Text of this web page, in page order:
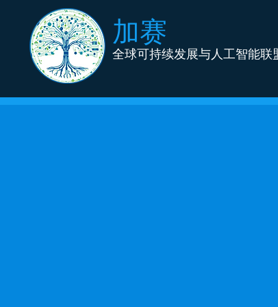
全球可持续发展与人工智能联
加赛